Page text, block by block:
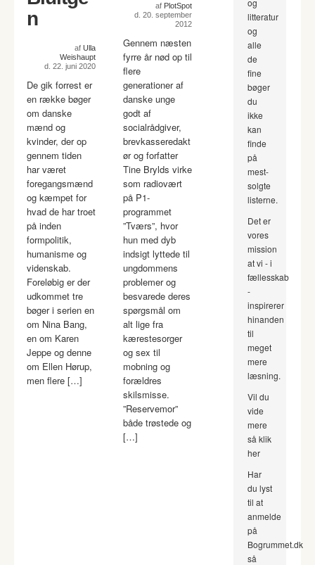
n
af Ulla
Weishaupt
d. 22. juni 2020
De gik forrest er
en række bøger
om danske
mænd og
kvinder, der op
gennem tiden
har været
foregangsmænd
og kæmpet for
hvad de har troet
på inden
formpolitik,
humanisme og
videnskab.
Foreløbig er der
udkommet tre
bøger i serien en
om Nina Bang,
en om Karen
Jeppe og denne
om Ellen Hørup,
men flere […]
af PlotSpot
d. 20. september
2012
Gennem næsten
fyrre år nød op til
flere
generationer af
danske unge
godt af
socialrådgiver,
brevkasseredakt
ør og forfatter
Tine Brylds virke
som radiovært
på P1-
programmet
”Tværs”, hvor
hun med dyb
indsigt lyttede til
ungdommens
problemer og
besvarede deres
spørgsmål om
alt lige fra
kærestesorger
og sex til
mobning og
forældres
skilsmisse.
”Reservemor”
både trøstede og
[…]
og
litteratur
og
alle
de
fine
bøger
du
ikke
kan
finde
på
mest-
solgte
listerne.
Det er
vores
mission
at vi - i
fællesskab
-
inspirerer
hinanden
til
meget
mere
læsning.
Vil du
vide
mere
så klik
her
Har
du lyst
til at
anmelde
på
Bogrummet.dk
så